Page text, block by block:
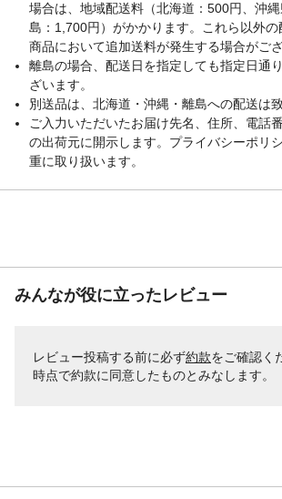
場合は、地域配送料（北海道：500円、沖
島：1,700円）がかかります。これら以外
商品において追加送料が発生する場合がござ
離島の場合、配送日を指定しても指定日通
ざいます。
別送品は、北海道・沖縄・離島への配送は
ご入力いただいたお届け先名、住所、電話
の出荷元に開示します。プライバシーポリ
重に取り扱います。
みんなが役に立ったレビュー
レビュー投稿する前に必ず約款をご確認く
時点で約款に同意したものとみなします。